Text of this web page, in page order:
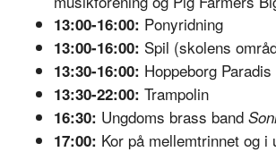
13:00-16:00: Ponyridning
13:00-16:00: Spil (skolens
13:30-16:00: Hoppeborg Paradis
13:30-22:00: Trampolin
16:30: Ungdoms brass band
17:00: Kor på mellemtrinnet og i